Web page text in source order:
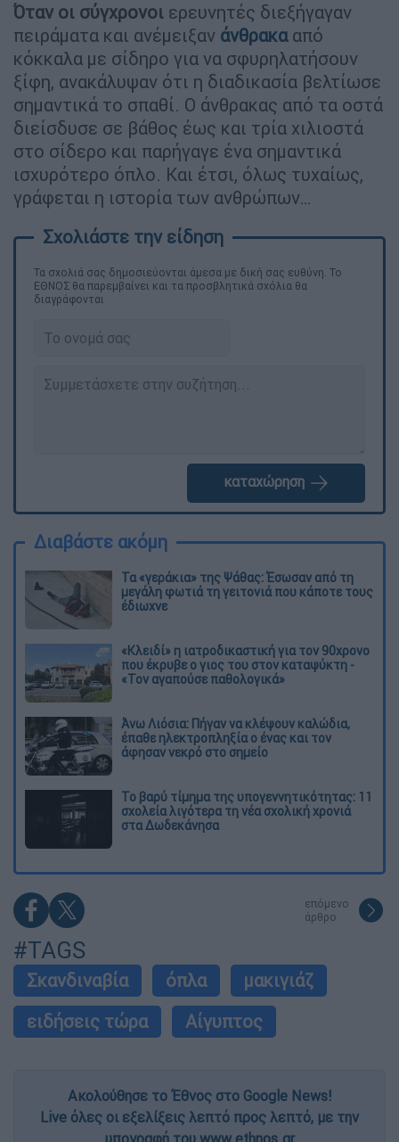
Όταν οι σύγχρονοι ερευνητές διεξήγαγαν
πειράματα και ανέμειξαν άνθρακα από
κόκκαλα με σίδηρο για να σφυρηλατήσουν
ξίφη, ανακάλυψαν ότι η διαδικασία βελτίωσε
σημαντικά το σπαθί. Ο άνθρακας από τα οστά
διείσδυσε σε βάθος έως και τρία χιλιοστά
στο σίδερο και παρήγαγε ένα σημαντικά
ισχυρότερο όπλο. Και έτσι, όλως τυχαίως,
γράφεται η ιστορία των ανθρώπων…
Τα σχολιά σας δημοσιεύονται άμεσα με δική σας ευθύνη. Το
ΕΘΝΟΣ θα παρεμβαίνει και τα προσβλητικά σχόλια θα
διαγράφονται
καταχώρηση
Διαβάστε ακόμη
Τα «γεράκια» της Ψάθας: Έσωσαν από τη
μεγάλη φωτιά τη γειτονιά που κάποτε τους
έδιωχνε
«Κλειδί» η ιατροδικαστική για τον 90χρονο
που έκρυβε ο γιος του στον καταψύκτη -
«Τον αγαπούσε παθολογικά»
Άνω Λιόσια: Πήγαν να κλέψουν καλώδια,
έπαθε ηλεκτροπληξία ο ένας και τον
άφησαν νεκρό στο σημείο
Το βαρύ τίμημα της υπογεννητικότητας: 11
σχολεία λιγότερα τη νέα σχολική χρονιά
στα Δωδεκάνησα
επόμενο
άρθρο
#TAGS
Σκανδιναβία όπλα
μακιγιάζ
ειδήσεις τώρα
Αίγυπτος
Ακολούθησε το Έθνος στο Google News!
Live όλες οι εξελίξεις λεπτό προς λεπτό, με την
υπογραφή του www.ethnos.gr